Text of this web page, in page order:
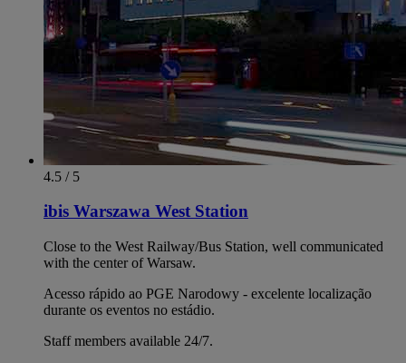
4.5 / 5
ibis Warszawa West Station
Close to the West Railway/Bus Station, well communicated
with the center of Warsaw.
Acesso rápido ao PGE Narodowy - excelente localização
durante os eventos no estádio.
Staff members available 24/7.